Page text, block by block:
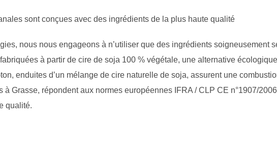
sont conçues avec des ingrédients de la plus haute qualité
nous nous engageons à n’utiliser que des ingrédients soigneusement
à partir de cire de soja 100 % végétale, une alternative
enduites d’un mélange de cire naturelle de soja, assurent une
à Grasse, répondent aux normes européennes IFRA / CLP CE n°1907/
qualité.